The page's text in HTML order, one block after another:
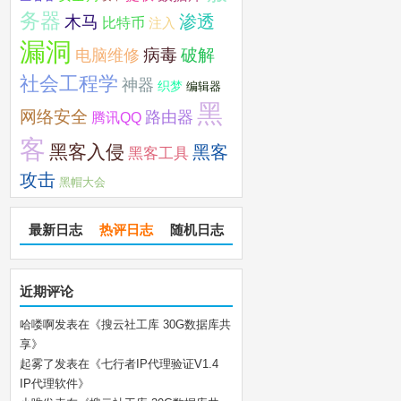
务器 木马 比特币 注入 渗透
漏洞 电脑维修 病毒破解
社会工程学 神器 织梦 编辑器
网络安全 腾讯QQ 路由器 黑
客 黑客入侵 黑客工具 黑客
攻击 黑帽大会
最新日志 热评日志 随机日志
近期评论
哈喽啊发表在《搜云社工库 30G数据库共
享》
起雾了发表在《七行者IP代理验证V1.4
IP代理软件》